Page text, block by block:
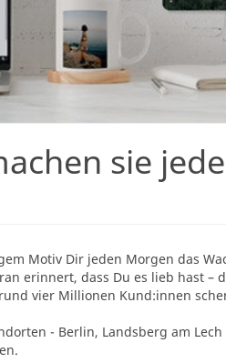
sie
Motiv Dir jeden Morgen das
erinnert, dass Du es lieb hast –
vier Millionen Kund:innen
- Berlin, Landsberg am